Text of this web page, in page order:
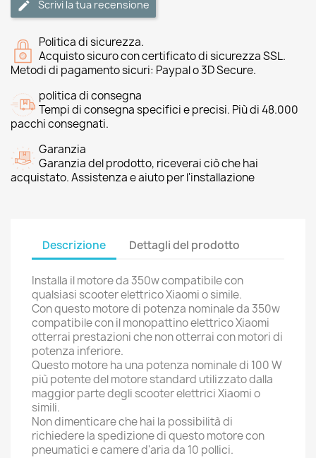
Scrivi la tua recensione
Politica di sicurezza.
Acquisto sicuro con certificato di sicurezza SSL.
Metodi di pagamento sicuri: Paypal o 3D Secure.
politica di consegna
Tempi di consegna specifici e precisi. Più di 48.000
pacchi consegnati.
Garanzia
Garanzia del prodotto, riceverai ciò che hai
acquistato. Assistenza e aiuto per l'installazione
Descrizione Dettagli del prodotto
Installa il motore da 350w compatibile con
qualsiasi scooter elettrico Xiaomi o simile.
Con questo motore di potenza nominale da 350w
compatibile con il monopattino elettrico Xiaomi
otterrai prestazioni che non otterrai con motori di
potenza inferiore.
Questo motore ha una potenza nominale di 100 W
più potente del motore standard utilizzato dalla
maggior parte degli scooter elettrici Xiaomi o
simili.
Non dimenticare che hai la possibilità di
richiedere la spedizione di questo motore con
pneumatici e camere d'aria da 10 pollici.